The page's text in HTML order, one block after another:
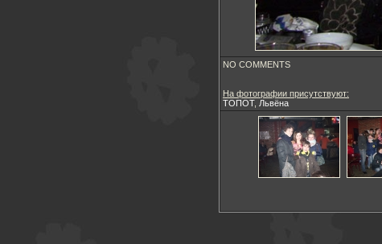
NO COMMENTS
На фотографии присутствуют:
ТОПОТ, Львёна